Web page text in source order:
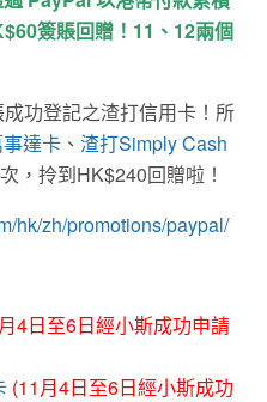
簽賬回贈！11、12兩個
功登記之渣打信用卡 ！所
達卡 、 渣打Simply Cash
，拎到HK$240回贈啦！
hk/zh/promotions/paypal/
4日至6日經小斯成功申請
(11月4日至6日經小斯成功